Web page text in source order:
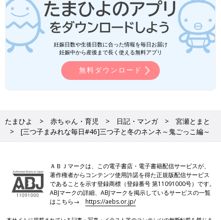
妊娠日数や生後日数に合った情報を毎日お届け
妊娠中から産後まで長く使える無料アプリ
無料ダウンロード
たまひよ 赤ちゃん・育児 日記・マンガ
宮瀬とまと
[三つ子まみれな毎日#46]三つ子と冬のネンネ～鬼ごっこ編～
ＡＢＪマークは、この電子書店・電子書籍配信サービスが、
著作権者からコンテンツ使用許諾を得た正規版配信サービス
であることを示す登録商標（登録番号 第11091000号）です。
ABJマークの詳細、ABJマークを掲示しているサービスの一覧
はこちら→https://aebs.or.jp/